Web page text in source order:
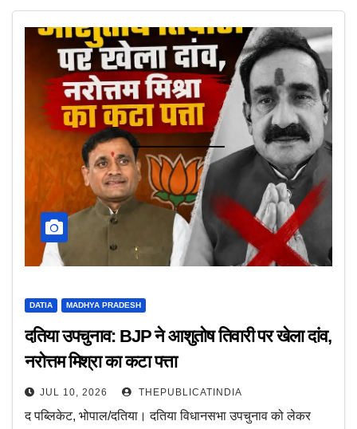
DATIA MADHYA PRADESH
दतिया उपचुनाव: BJP ने आशुतोष तिवारी पर खेला दांव,
नरोत्तम मिश्रा का कटा पत्ता
JUL 10, 2026 THEPUBLICATINDIA
द पब्लिकेट, भोपाल/दतिया। दतिया विधानसभा उपचुनाव को लेकर